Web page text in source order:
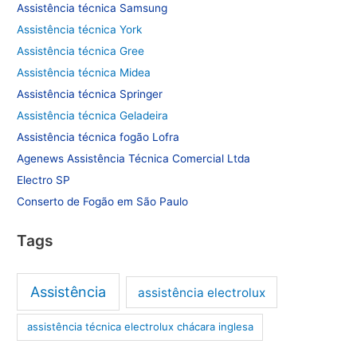
Assistência técnica Samsung
Assistência técnica York
Assistência técnica Gree
Assistência técnica Midea
Assistência técnica Springer
Assistência técnica Geladeira
Assistência técnica fogão Lofra
Agenews Assistência Técnica Comercial Ltda
Electro SP
Conserto de Fogão em São Paulo
Tags
Assistência assistência electrolux
assistência técnica electrolux chácara inglesa